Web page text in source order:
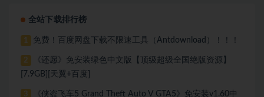
全站下载排行榜
1 免费！百度网盘下载不限速工具（Antdownload）！！！
2
《还愿》免安装绿色中文版【顶级超级全国绝版资源】
[7.9GB][天翼+百度]
3
《侠盗飞车5 Grand Theft Auto V GTA5》免安装v1.60中